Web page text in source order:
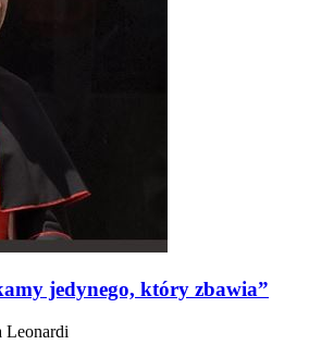
jedynego, który zbawia”
Leonardi